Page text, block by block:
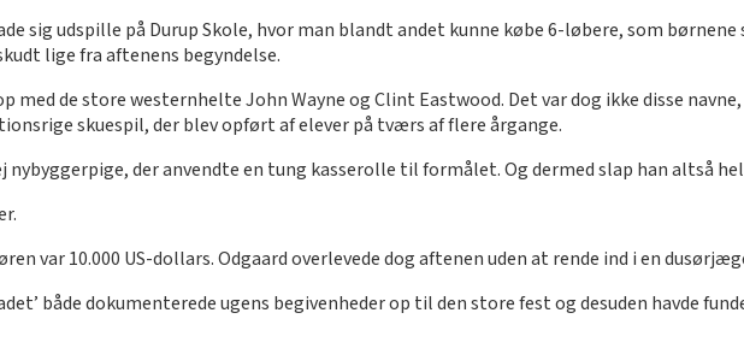
sig udspille på Durup Skole, hvor man blandt andet kunne købe 6-løbere, som
lige fra aftenens begyndelse.
med de store westernhelte John Wayne og Clint Eastwood. Det var dog ikke disse
skuespil, der blev opført af elever på tværs af flere årgange.
nybyggerpige, der anvendte en tung kasserolle til formålet. Og dermed slap han altså
var 10.000 US-dollars. Odgaard overlevede dog aftenen uden at rende ind i en
både dokumenterede ugens begivenheder op til den store fest og desuden havde